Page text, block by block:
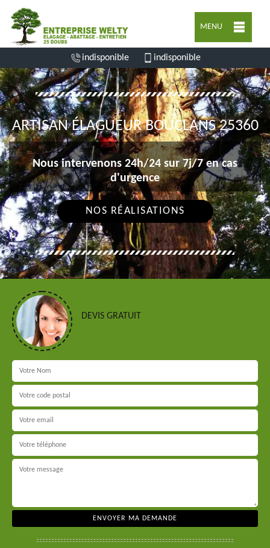
MENU
indisponible indisponible
ARTISAN ÉLAGUEUR BOUCLANS 25360
Nous intervenons 24h/24 sur 7j/7 en cas
d'urgence
NOS RÉALISATIONS
DEVIS GRATUIT